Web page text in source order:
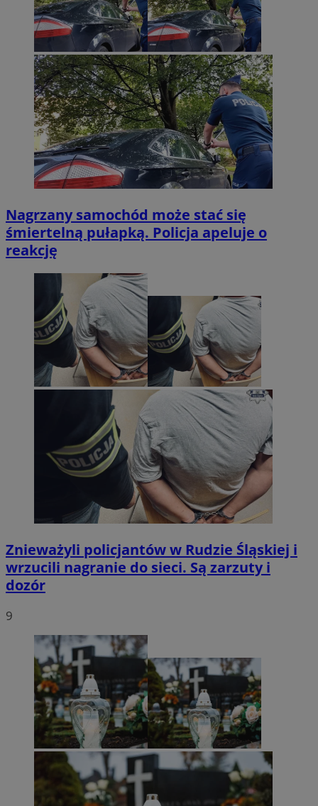
Nagrzany samochód może stać się
śmiertelną pułapką. Policja apeluje o
reakcję
Znieważyli policjantów w Rudzie Śląskiej i
wrzucili nagranie do sieci. Są zarzuty i
dozór
9